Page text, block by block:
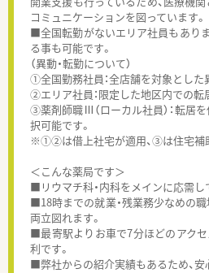
コミュニケーションを図っています。
■全国転勤がないエリア社員もあり
る事も可能です。
（異動・転勤について）
①全国勤務社員：全店舗を対象とした
②エリア社員：限定した地区内での
③薬剤師職Ⅲ（ローカル社員）：転居
択可能です。
※①②は借上社宅が適用、③は住宅補
＜こんな薬局です＞
■リウマチ科・内科をメインに応需し
■18時までの就業・残業務少なめの
両立図れます。
■最寄駅よりお車で7分ほどのアク
利です。
■弊社からの紹介実績もあるため、安